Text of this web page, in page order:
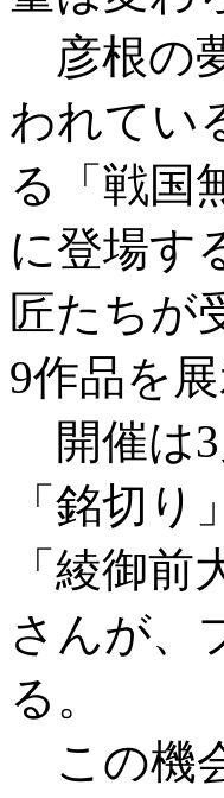
彦根の
われてい
る「戦国
に登場す
匠たちが
9作品を
開催は3
「銘切
「綾御
さんが、
る。
この機